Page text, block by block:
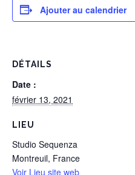
Ajouter au calendrier
DÉTAILS
Date :
février 13, 2021
LIEU
Studio Sequenza
Montreuil, France
Voir Lieu site web